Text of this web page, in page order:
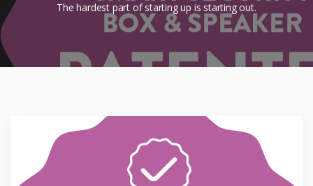
The hardest part of starting up is starting out.